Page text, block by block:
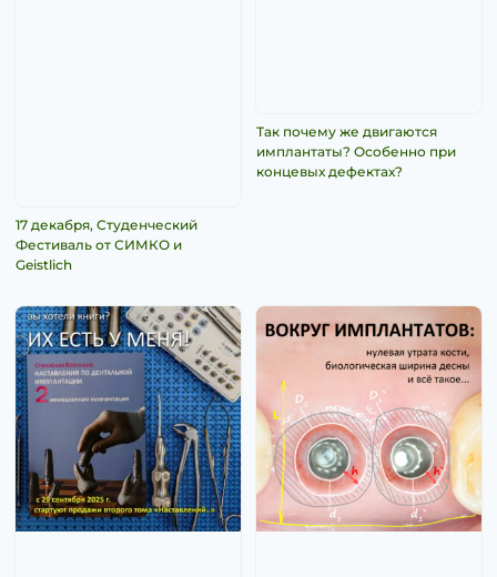
17 декабря, Студенческий
Фестиваль от СИМКО и
Geistlich
Так почему же двигаются
имплантаты? Особенно при
концевых дефектах?